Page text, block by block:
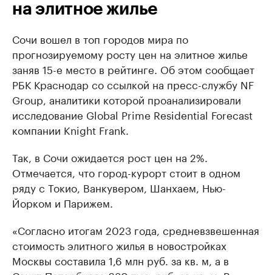
на элитное жилье
Сочи вошел в топ городов мира по
прогнозируемому росту цен на элитное жилье
заняв 15-е место в рейтинге. Об этом сообщает
РБК Краснодар со ссылкой на пресс-службу NF
Group, аналитики которой проанализировали
исследование Global Prime Residential Forecast
компании Knight Frank.
Так, в Сочи ожидается рост цен на 2%.
Отмечается, что город-курорт стоит в одном
ряду с Токио, Ванкувером, Шанхаем, Нью-
Йорком и Парижем.
«Согласно итогам 2023 года, средневзвешенная
стоимость элитного жилья в новостройках
Москвы составила 1,6 млн руб. за кв. м, а в